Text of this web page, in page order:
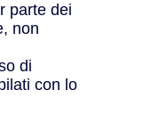
parte dei
non
di
con lo